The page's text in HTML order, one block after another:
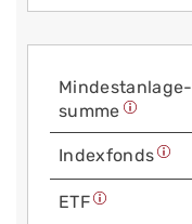
Mindest­anlage­
summe
Index­fonds
ETF